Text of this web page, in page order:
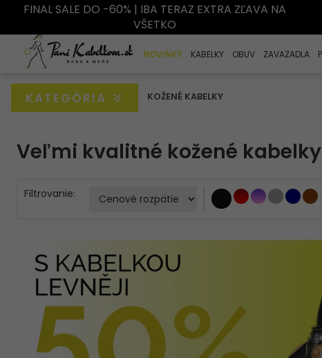
FINAL SALE DO -60% | IBA TERAZ EXTRA ZĽAVA NA
VŠETKO
NOVINKY KABELKY OBUV ZAVAZADLA
KATEGÓRIA KOŽENÉ KABELKY
Filtrovanie:
Veľmi kvalitné kožené